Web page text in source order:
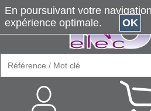
En poursuivant votre
expérience optimale.
OK